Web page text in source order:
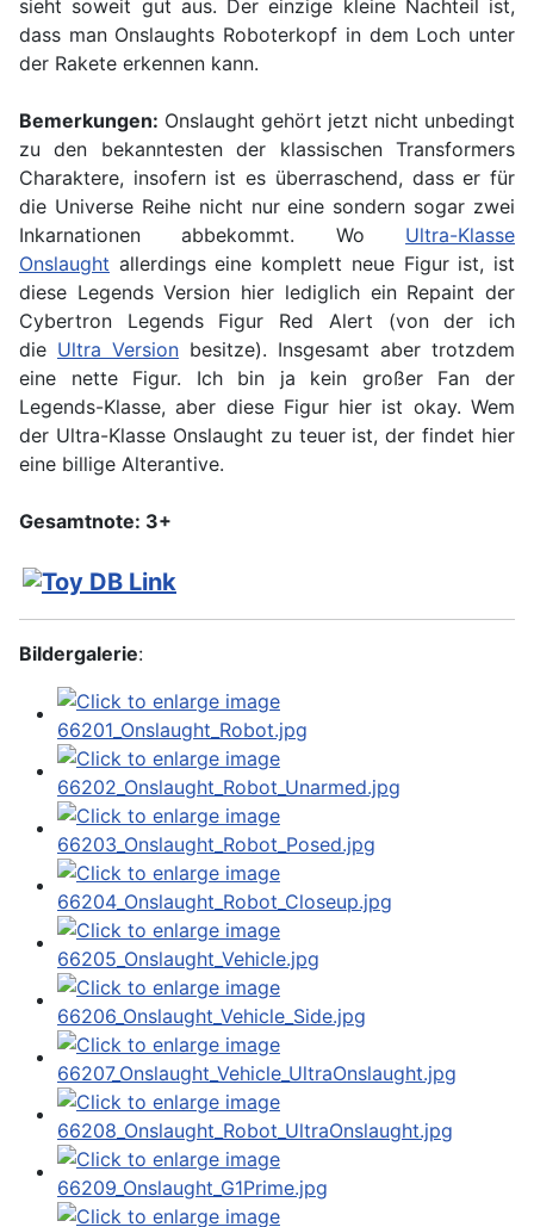
sieht soweit gut aus. Der einzige kleine Nachteil ist,
dass man Onslaughts Roboterkopf in dem Loch unter
der Rakete erkennen kann.
Bemerkungen: Onslaught gehört jetzt nicht unbedingt
zu den bekanntesten der klassischen Transformers
Charaktere, insofern ist es überraschend, dass er für
die Universe Reihe nicht nur eine sondern sogar zwei
Inkarnationen abbekommt. Wo Ultra-Klasse
Onslaught allerdings eine komplett neue Figur ist, ist
diese Legends Version hier lediglich ein Repaint der
Cybertron Legends Figur Red Alert (von der ich
die Ultra Version besitze). Insgesamt aber trotzdem
eine nette Figur. Ich bin ja kein großer Fan der
Legends-Klasse, aber diese Figur hier ist okay. Wem
der Ultra-Klasse Onslaught zu teuer ist, der findet hier
eine billige Alterantive.
Gesamtnote: 3+
Bildergalerie: